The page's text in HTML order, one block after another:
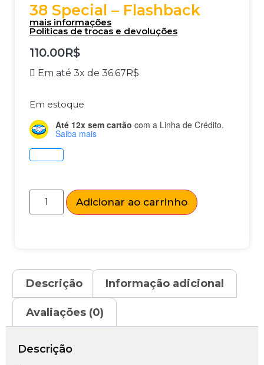
38 Special – Flashback
mais informações
Politicas de trocas e devoluções
110.00R$
Em até 3x de 36.67R$
Em estoque
Até 12x sem cartão com a Linha de Crédito.
Saiba mais
Adicionar ao carrinho
Descrição Informação adicional
Avaliações (0)
Descrição